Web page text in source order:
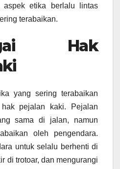
aspek etika berlalu lintas
terabaikan.
Hak
yang sering terabaikan
pejalan kaki. Pejalan
sama di jalan, namun
oleh pengendara.
untuk selalu berhenti di
di trotoar, dan mengurangi